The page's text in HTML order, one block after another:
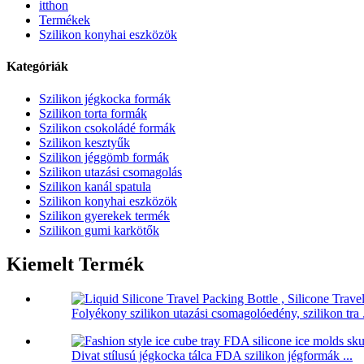
itthon
Termékek
Szilikon konyhai eszközök
Kategóriák
Szilikon jégkocka formák
Szilikon torta formák
Szilikon csokoládé formák
Szilikon kesztyűk
Szilikon jéggömb formák
Szilikon utazási csomagolás
Szilikon kanál spatula
Szilikon konyhai eszközök
Szilikon gyerekek termék
Szilikon gumi karkötők
Kiemelt Termék
Folyékony szilikon utazási csomagolóedény, szilikon tra
Divat stílusú jégkocka tálca FDA szilikon jégformák ...